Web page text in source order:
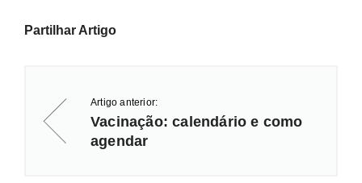
Partilhar Artigo
Artigo anterior:
Vacinação: calendário e como
agendar